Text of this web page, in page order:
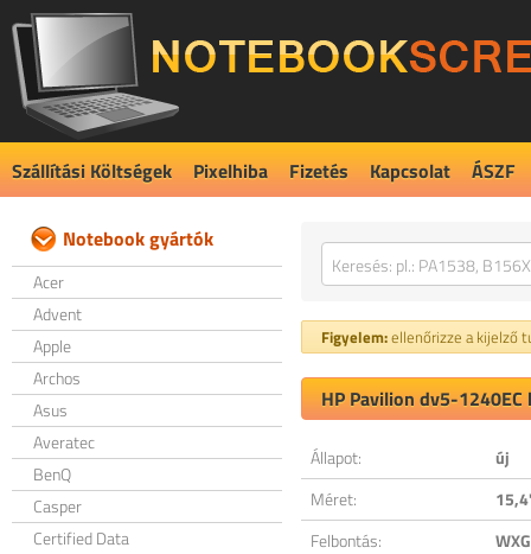
Szállítási Költségek Pixelhiba Fizetés Kapcsolat ÁSZF
Notebook gyártók
Acer
Advent
Apple
Archos
Asus
Averatec
BenQ
Casper
Certified Data
Figyelem:ellenőrizze a kijelző
HP Pavilion dv5-
Állapot:
új
Méret:
Felbontás: